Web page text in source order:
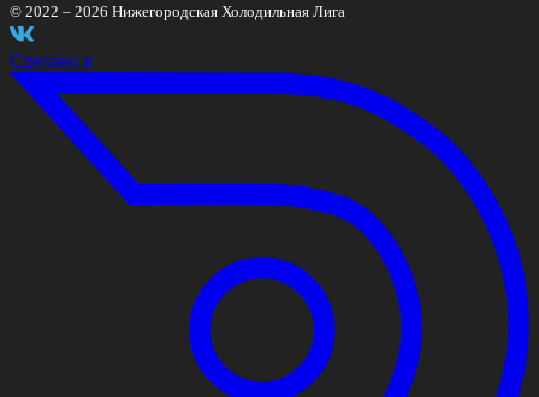
© 2022 – 2026 Нижегородская Холодильная Лига
Сделано в